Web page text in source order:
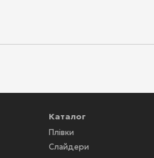
Каталог
Плівки
Слайдери